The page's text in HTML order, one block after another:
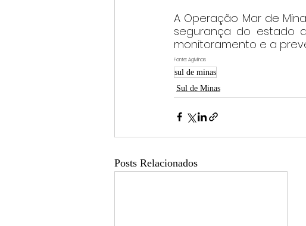
A Operação Mar de
segurança do estado
monitoramento e a
Fonte: AgMinas
sul de minas
Sul de Minas
Posts Relacionados